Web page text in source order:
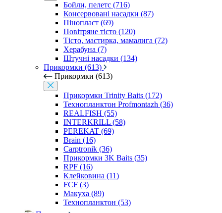
Бойли, пелетс (716)
Консервовані насадки (87)
Пінопласт (69)
Повітряне тісто (120)
Тісто, мастирка, мамалига (72)
Херабуна (7)
Штучні насадки (134)
Прикормки (613)
Прикормки (613)
Прикормки Trinity Baits (172)
Технопланктон Profmontazh (36)
REALFISH (55)
INTERKRILL (58)
PEREKAT (69)
Brain (16)
Carptronik (36)
Прикормки 3K Baits (35)
RPF (16)
Клейковина (11)
FCF (3)
Макуха (89)
Технопланктон (53)